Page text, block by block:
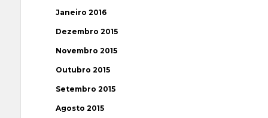
Janeiro 2016
Dezembro 2015
Novembro 2015
Outubro 2015
Setembro 2015
Agosto 2015